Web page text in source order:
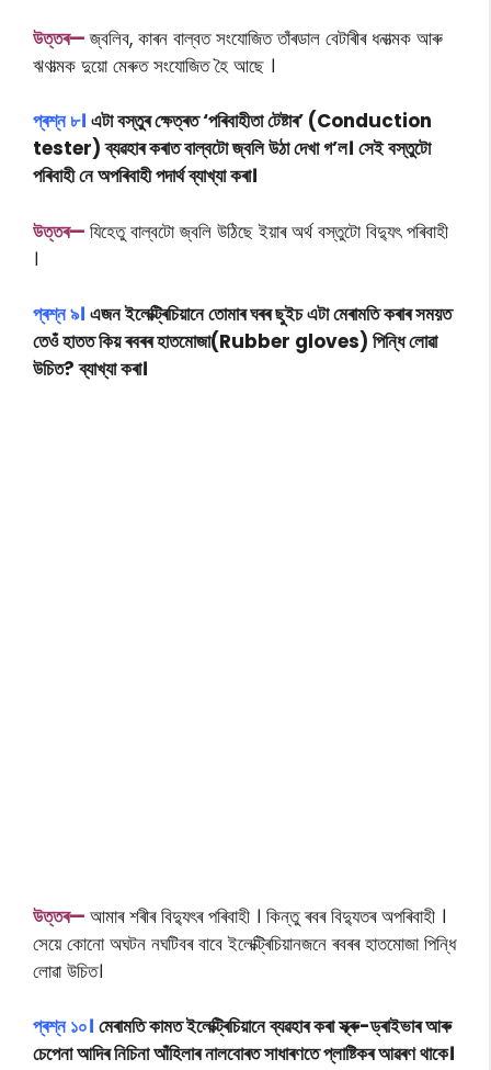
উত্তৰ—জ্বলিব, কাৰন বাল্বত সংযোজিত তাঁৰডাল বেটাৰীৰ ধনাত্মক আৰু
ঋণাত্মক দুয়ো মেৰুত সংযোজিত হৈ আছে ।
প্ৰশ্ন৮। এটা বস্তুৰ ক্ষেত্ৰত ‘পৰিবাহীতা টেষ্টাৰ’ (Conduction
tester) ব্যৱহাৰ কৰাত বাল্বটো জ্বলি উঠা দেখা গ’ল। সেই বস্তুটো
পৰিবাহী নে অপৰিবাহী পদাৰ্থ ব্যাখ্যা কৰা।
উত্তৰ— যিহেতু বাল্বটো জ্বলি উঠিছে ইয়াৰ অৰ্থ বস্তুটো বিদ্যুৎ পৰিবাহী
।
প্ৰশ্ন৯। এজন ইলেক্ট্ৰিচিয়ানে তোমাৰ ঘৰৰ ছুইচ এটা মেৰামতি কৰাৰ সময়ত
তেওঁ হাতত কিয় ৰবৰৰ হাতমোজা(Rubber gloves) পিন্ধি লোৱা
উচিত? ব্যাখ্যা কৰা।
উত্তৰ— আমাৰ শৰীৰ বিদ্যুৎৰ পৰিবাহী । কিন্তু ৰবৰ বিদ্যুতৰ অপৰিবাহী ।
সেয়ে কোনো অঘটন নঘটিবৰ বাবে ইলেক্ট্ৰিচিয়ানজনে ৰবৰৰ হাতমোজা পিন্ধি
লোৱা উচিত।
প্ৰশ্ন১০। মেৰামতি কামত ইলেক্ট্ৰিচিয়ানে ব্যৱহাৰ কৰা স্ক্ৰু-ড্ৰাইভাৰ আৰু
চেপেনা আদিৰ নিচিনা আঁহিলাৰ নালবোৰত সাধাৰণতে প্লাষ্টিকৰ আৱৰণ থাকে।